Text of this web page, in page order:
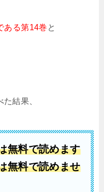
ある第14巻 と
結果、
無料で読めます
無料で読めませ